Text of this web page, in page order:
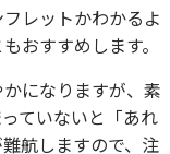
レットかわかるよ
おすすめします。
になりますが、素
ていないと「あれ
航しますので、注